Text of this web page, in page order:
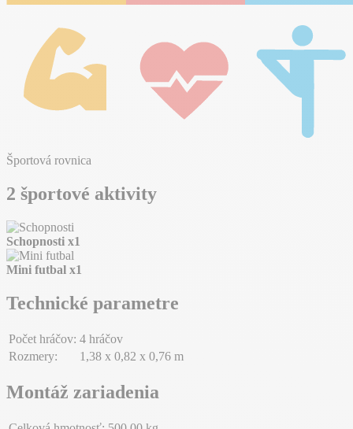
Športová rovnica
2 športové aktivity
Schopnosti x1
Mini futbal x1
Technické parametre
Počet hráčov: 4 hráčov
Rozmery:
1,38 x 0,82 x 0,76 m
Montáž zariadenia